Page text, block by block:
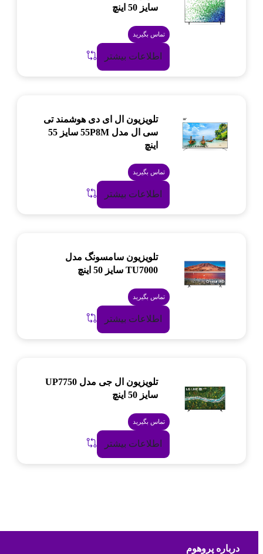
سایز 50 اینچ
تماس بگیرید
اطلاعات بیشتر
تلویزیون ال ای دی هوشمند تی
سی ال مدل 55P8M سایز 55
اینچ
تماس بگیرید
اطلاعات بیشتر
تلویزیون سامسونگ مدل
TU7000 سایز 50 اینچ
تماس بگیرید
اطلاعات بیشتر
تلویزیون ال جی مدل UP7750
سایز 50 اینچ
تماس بگیرید
اطلاعات بیشتر
درباره پروهوم